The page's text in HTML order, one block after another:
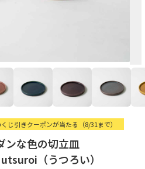
じ引きクーポンが当たる（8/31まで）
ンな色の切立皿
（うつろい）